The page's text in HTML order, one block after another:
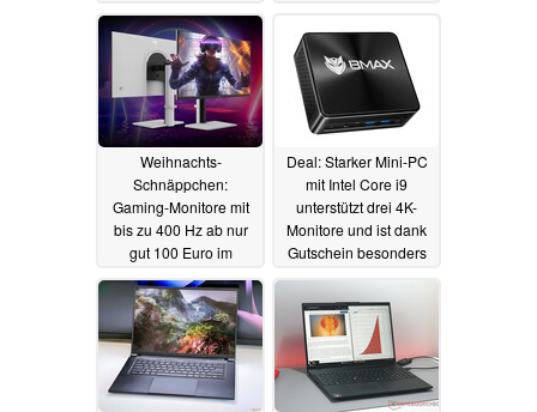
26.12.2025
Weihnachts-
Schnäppchen:
Gaming-Monitore mit
bis zu 400 Hz ab nur
gut 100 Euro im
Amazon (Ad)25.12.2025
Deal: Starker Mini-PC
mit Intel Core i9
unterstützt drei 4K-
Monitore und ist dank
Gutschein besonders